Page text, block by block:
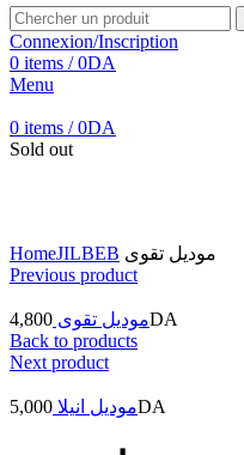
Connexion/Inscription
0 items / 0DA
Menu
0 items / 0DA
Sold out
HomeJILBEB موديل تقوى
Previous product
موديل تقوى 4,800
DA
Back to products
Next product
موديل انيلا 5,000 DA